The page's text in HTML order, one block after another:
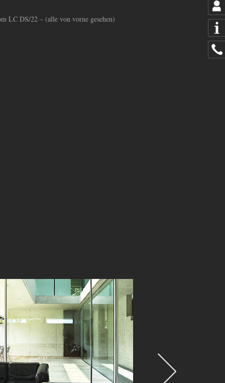
LC DS/22 – (alle von vorne gesehen)